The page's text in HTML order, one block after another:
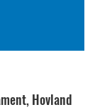
Hovland